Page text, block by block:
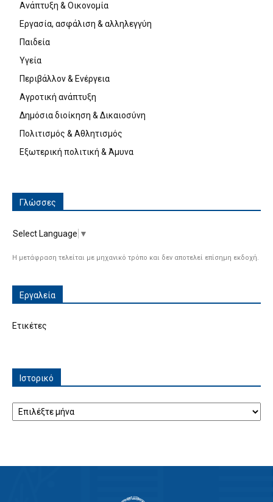
Ανάπτυξη & Οικονομία
Εργασία, ασφάλιση & αλληλεγγύη
Παιδεία
Υγεία
Περιβάλλον & Ενέργεια
Αγροτική ανάπτυξη
Δημόσια διοίκηση & Δικαιοσύνη
Πολιτισμός & Αθλητισμός
Εξωτερική πολιτική & Άμυνα
Γλώσσες
Select Language ▼
Η μετάφραση τελείται με μηχανικό τρόπο και δεν αποτελεί επίσημη εκδοχή.
Εργαλεία
Ετικέτες
Ιστορικό